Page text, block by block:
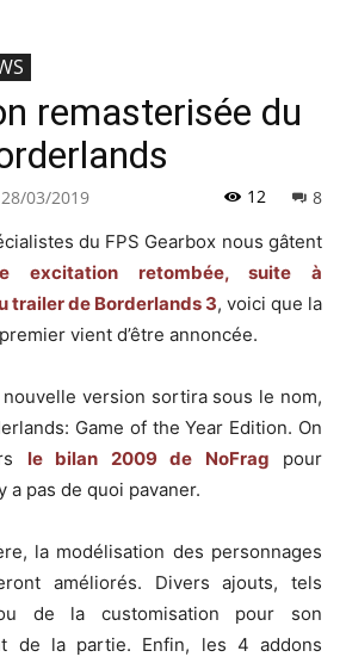
remasterisée du
28/03/2019 8
12
du FPS Gearbox nous gâtent
excitation retombée, suite à
trailer de Borderlands 3, voici que la
vient d’être annoncée.
version sortira sous le nom,
Game of the Year Edition. On
le bilan 2009 de NoFrag pour
a pas de quoi pavaner.
la modélisation des personnages
améliorés. Divers ajouts, tels
de la customisation pour son
de la partie. Enfin, les 4 addons